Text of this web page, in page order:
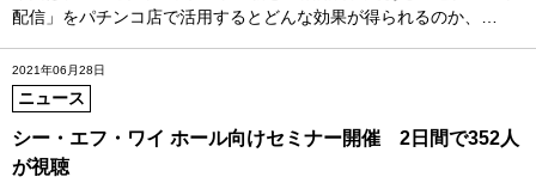
配信」をパチンコ店で活用するとどんな効果が得られるのか、…
2021年06月28日
ニュース
シー・エフ・ワイ ホール向けセミナー開催 2日間で352人
が視聴